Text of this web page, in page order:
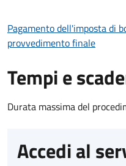
Pagamento dell'imposta di
provvedimento finale
Tempi e
Durata massima del
Accedi al